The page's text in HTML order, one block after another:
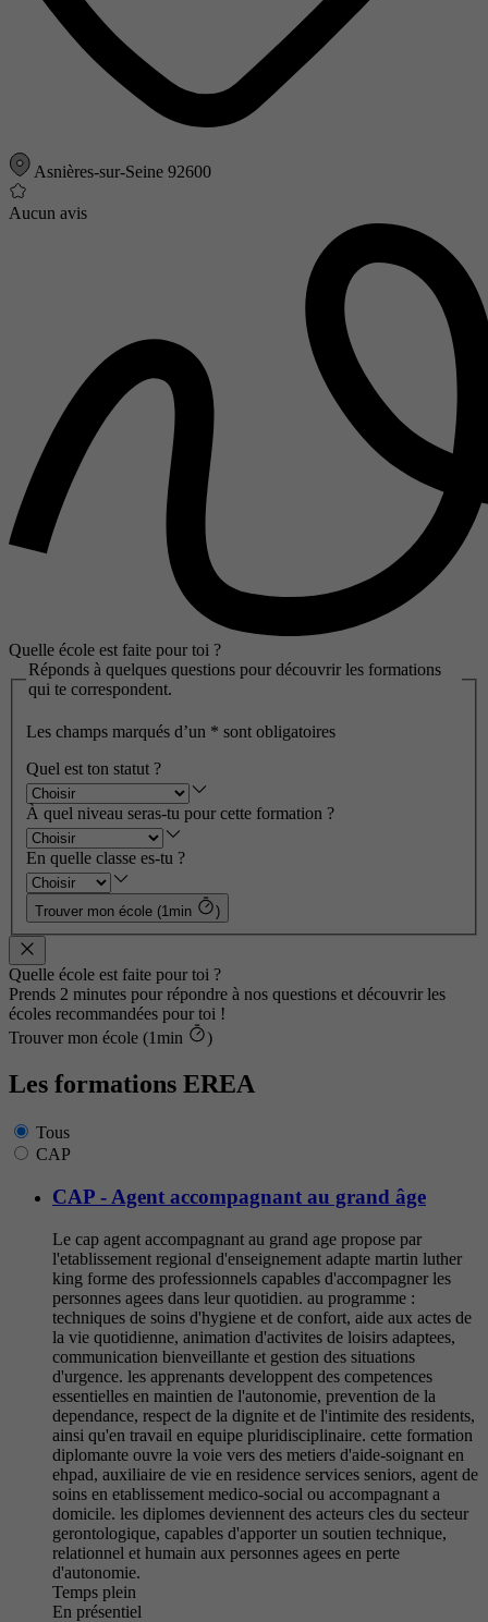
Asnières-sur-Seine 92600
Aucun avis
Quelle école est faite pour toi ?
Réponds à quelques questions pour découvrir les formations
qui te correspondent.
Les champs marqués d’un * sont obligatoires
Quel est ton statut ?
À quel niveau seras-tu pour cette formation ?
En quelle classe es-tu ?
Trouver mon école (1min )
Quelle école est faite pour toi ?
Prends 2 minutes pour répondre à nos questions et découvrir les
écoles recommandées pour toi !
Trouver mon école (1min
)
Les formations EREA
Tous
CAP
CAP - Agent accompagnant au grand âge
Le cap agent accompagnant au grand age propose par
l'etablissement regional d'enseignement adapte martin luther
king forme des professionnels capables d'accompagner les
personnes agees dans leur quotidien. au programme :
techniques de soins d'hygiene et de confort, aide aux actes de
la vie quotidienne, animation d'activites de loisirs adaptees,
communication bienveillante et gestion des situations
d'urgence. les apprenants developpent des competences
essentielles en maintien de l'autonomie, prevention de la
dependance, respect de la dignite et de l'intimite des residents,
ainsi qu'en travail en equipe pluridisciplinaire. cette formation
diplomante ouvre la voie vers des metiers d'aide-soignant en
ehpad, auxiliaire de vie en residence services seniors, agent de
soins en etablissement medico-social ou accompagnant a
domicile. les diplomes deviennent des acteurs cles du secteur
gerontologique, capables d'apporter un soutien technique,
relationnel et humain aux personnes agees en perte
d'autonomie.
Temps plein
En présentiel